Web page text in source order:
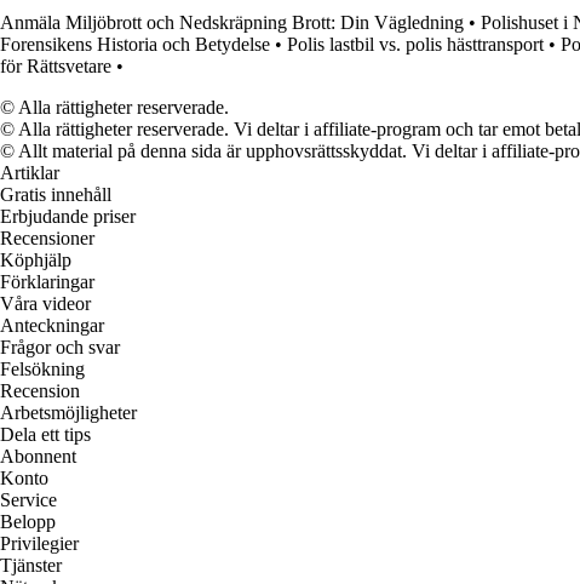
Anmäla Miljöbrott och Nedskräpning Brott: Din Vägledning • Polishuset i
Forensikens Historia och Betydelse • Polis lastbil vs. polis hästtransport •
för Rättsvetare •
© Alla rättigheter reserverade.
© Alla rättigheter reserverade. Vi deltar i affiliate-program och tar emot
© Allt material på denna sida är upphovsrättsskyddat. Vi deltar i affiliate-
Artiklar
Gratis innehåll
Erbjudande priser
Recensioner
Köphjälp
Förklaringar
Våra videor
Anteckningar
Frågor och svar
Felsökning
Recension
Arbetsmöjligheter
Dela ett tips
Abonnent
Konto
Service
Belopp
Privilegier
Tjänster